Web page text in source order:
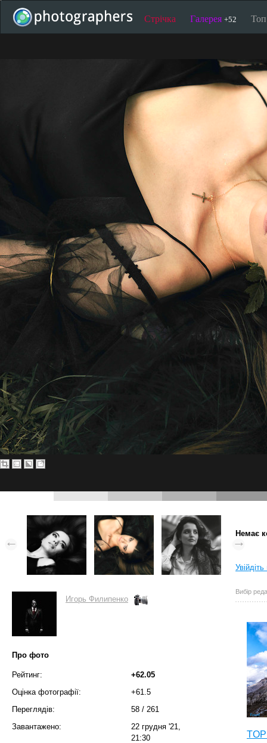
Стрічка Галерея +52
Игорь Филипенко
Про фото
Рейтинг:
+62.05
Оцінка фотографії:
+61.5
Переглядів:
58 / 261
Завантажено:
22 грудня '21,
21:30
Немає
Вибір